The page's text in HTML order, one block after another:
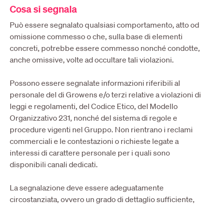
Cosa si segnala
Può essere segnalato qualsiasi comportamento, atto od
omissione commesso o che, sulla base di elementi
concreti, potrebbe essere commesso nonché condotte,
anche omissive, volte ad occultare tali violazioni.
Possono essere segnalate informazioni riferibili al
personale del di Growens e/o terzi relative a violazioni di
leggi e regolamenti, del Codice Etico, del Modello
Organizzativo 231, nonché del sistema di regole e
procedure vigenti nel Gruppo. Non rientrano i reclami
commerciali e le contestazioni o richieste legate a
interessi di carattere personale per i quali sono
disponibili canali dedicati.
La segnalazione deve essere adeguatamente
circostanziata, ovvero un grado di dettaglio sufficiente,